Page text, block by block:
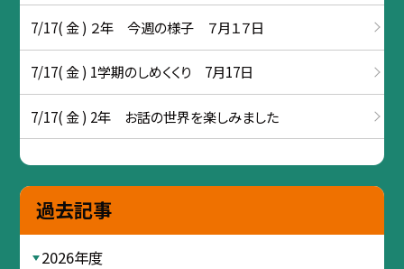
7/17( 金 ) ２年 今週の様子 ７月１７日
7/17( 金 ) 1学期のしめくくり 7月17日
7/17( 金 ) 2年 お話の世界を楽しみました
過去記事
2026年度